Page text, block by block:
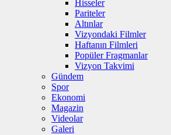
Hisseler
Pariteler
Altınlar
Vizyondaki Filmler
Haftanın Filmleri
Popüler Fragmanlar
Vizyon Takvimi
Gündem
Spor
Ekonomi
Magazin
Videolar
Galeri